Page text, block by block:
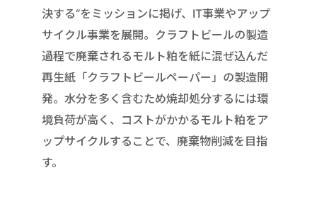
決する“をミッションに掲げ、IT事業やアップ
サイクル事業を展開。クラフトビールの製造
過程で廃棄されるモルト粕を紙に混ぜ込んだ
再生紙「クラフトビールペーパー」の製造開
発。水分を多く含むため焼却処分するには環
境負荷が高く、コストがかかるモルト粕をア
ップサイクルすることで、廃棄物削減を目指
す。